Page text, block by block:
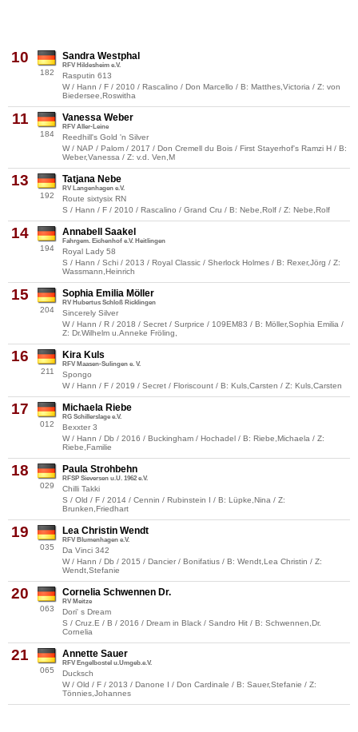
10
182
Sandra Westphal
RFV Hildesheim e.V.
Rasputin 613
W / Hann / F / 2010 / Rascalino / Don Marcello / B: Matthes,Victoria / Z: von
Biedersee,Roswitha
11
184
Vanessa Weber
RFV Aller-Leine
Reedhill's Gold 'n Silver
W / NAP / Palom / 2017 / Don Cremell du Bois / First Stayerhof's Ramzi H / B:
Weber,Vanessa / Z: v.d. Ven,M
13
192
Tatjana Nebe
RV Langenhagen e.V.
Route sixtysix RN
S / Hann / F / 2010 / Rascalino / Grand Cru / B: Nebe,Rolf / Z: Nebe,Rolf
14
194
Annabell Saakel
Fahrgem. Eichenhof e.V. Heitlingen
Royal Lady 58
S / Hann / Schi / 2013 / Royal Classic / Sherlock Holmes / B: Rexer,Jörg / Z:
Wassmann,Heinrich
15
204
Sophia Emilia Möller
RV Hubertus Schloß Ricklingen
Sincerely Silver
W / Hann / R / 2018 / Secret / Surprice / 109EM83 / B: Möller,Sophia Emilia /
Z: Dr.Wilhelm u.Anneke Fröling,
16
211
Kira Kuls
RFV Maasen-Sulingen e. V.
Spongo
W / Hann / F / 2019 / Secret / Floriscount / B: Kuls,Carsten / Z: Kuls,Carsten
17
012
Michaela Riebe
RG Schillerslage e.V.
Bexxter 3
W / Hann / Db / 2016 / Buckingham / Hochadel / B: Riebe,Michaela / Z:
Riebe,Familie
18
029
Paula Strohbehn
RFSP Sieversen u.U. 1962 e.V.
Chilli Takki
S / Old / F / 2014 / Cennin / Rubinstein I / B: Lüpke,Nina / Z:
Brunken,Friedhart
19
035
Lea Christin Wendt
RFV Blumenhagen e.V.
Da Vinci 342
W / Hann / Db / 2015 / Dancier / Bonifatius / B: Wendt,Lea Christin / Z:
Wendt,Stefanie
20
063
Cornelia Schwennen Dr.
RV Meitze
Dori' s Dream
S / Cruz.E / B / 2016 / Dream in Black / Sandro Hit / B: Schwennen,Dr.
Cornelia
21
065
Annette Sauer
RFV Engelbostel u.Umgeb.e.V.
Ducksch
W / Old / F / 2013 / Danone I / Don Cardinale / B: Sauer,Stefanie / Z:
Tönnies,Johannes